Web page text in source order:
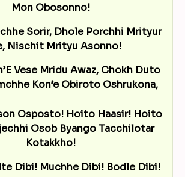
Mon Obosonno!
Sorir, Dhole Porchhi Mrityur
Nischit Mrityu Asonno!
Vese Mridu Awaz, Chokh Duto
Kon’e Obiroto Oshrukona,
Osposto! Hoito Haasir! Hoito
Osob Byango Tacchilotar
Kotakkho!
Dibi! Muchhe Dibi! Bodle Dibi!